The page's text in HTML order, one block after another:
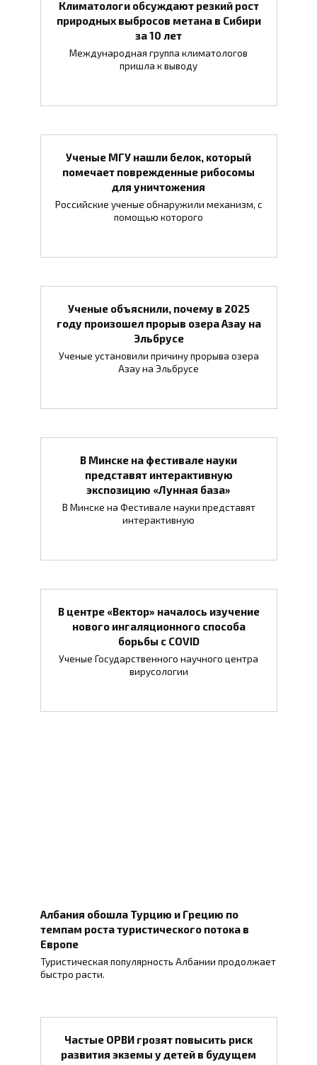
Климатологи обсуждают резкий рост
природных выбросов метана в Сибири
за 10 лет
Международная группа климатологов
пришла к выводу
Ученые МГУ нашли белок, который
помечает поврежденные рибосомы
для уничтожения
Российские ученые обнаружили механизм, с
помощью которого
Ученые объяснили, почему в 2025
году произошел прорыв озера Азау на
Эльбрусе
Ученые установили причину прорыва озера
Азау на Эльбрусе
В Минске на фестивале науки
представят интерактивную
экспозицию «Лунная база»
В Минске на Фестивале науки представят
интерактивную
В центре «Вектор» началось изучение
нового ингаляционного способа
борьбы с COVID
Ученые Государственного научного центра
вирусологии
Албания обошла Турцию и Грецию по
темпам роста туристического потока в
Европе
Туристическая популярность Албании продолжает
быстро расти.
Частые ОРВИ грозят повысить риск
развития экземы у детей в будущем